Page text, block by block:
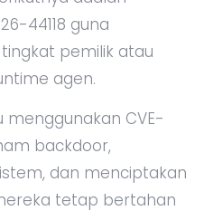
44118 guna
pemilik atau
agen.
menggunakan CVE-
backdoor,
dan menciptakan
tetap bertahan